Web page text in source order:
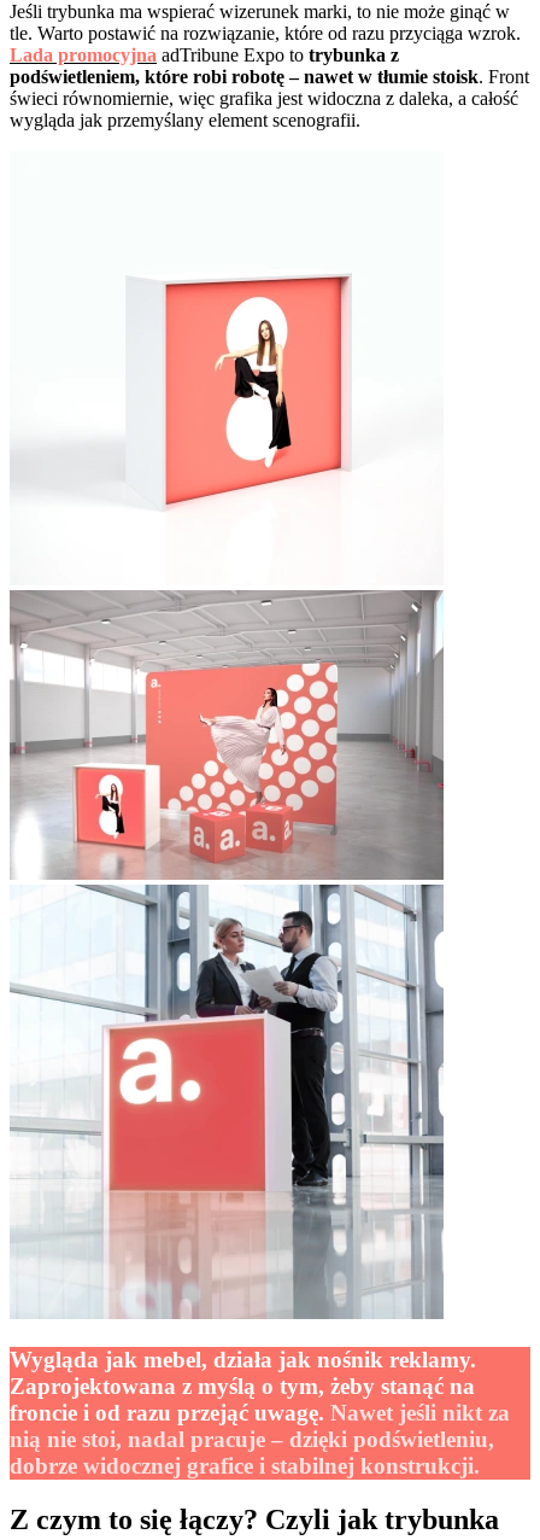
Jeśli trybunka ma wspierać wizerunek marki, to nie może ginąć w
tle. Warto postawić na rozwiązanie, które od razu przyciąga wzrok.
Lada promocyjna adTribune Expo to trybunka z
podświetleniem, które robi robotę – nawet w tłumie stoisk. Front
świeci równomiernie, więc grafika jest widoczna z daleka, a całość
wygląda jak przemyślany element scenografii.
Wygląda jak mebel, działa jak nośnik reklamy.
Zaprojektowana z myślą o tym, żeby stanąć na
froncie i od razu przejąć uwagę. Nawet jeśli nikt za
nią nie stoi, nadal pracuje – dzięki podświetleniu,
dobrze widocznej grafice i stabilnej konstrukcji.
Z czym to się łączy? Czyli jak trybunka